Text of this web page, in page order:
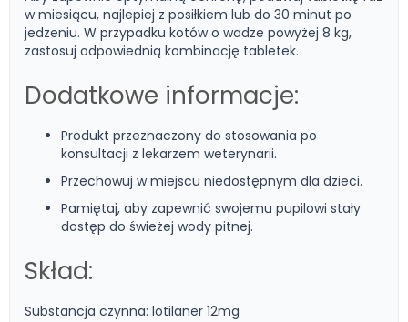
w miesiącu, najlepiej z posiłkiem lub do 30 minut po
jedzeniu. W przypadku kotów o wadze powyżej 8 kg,
zastosuj odpowiednią kombinację tabletek.
Dodatkowe informacje:
Produkt przeznaczony do stosowania po
konsultacji z lekarzem weterynarii.
Przechowuj w miejscu niedostępnym dla dzieci.
Pamiętaj, aby zapewnić swojemu pupilowi stały
dostęp do świeżej wody pitnej.
Skład:
Substancja czynna: lotilaner 12mg